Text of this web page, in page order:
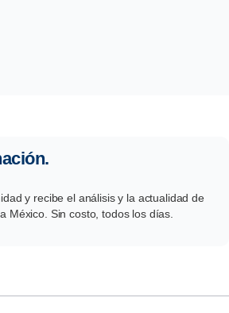
y recibe el análisis y la actualidad de
México. Sin costo, todos los días.